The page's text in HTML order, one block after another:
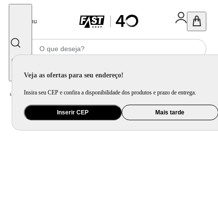
Menu
Veja as ofertas para seu endereço!
Insira seu CEP e confira a disponibilidade dos produtos e prazo de entrega.
Inserir CEP Mais tarde
Home Brinquedo e Colecionável / Primeira Infância e Pelúcia